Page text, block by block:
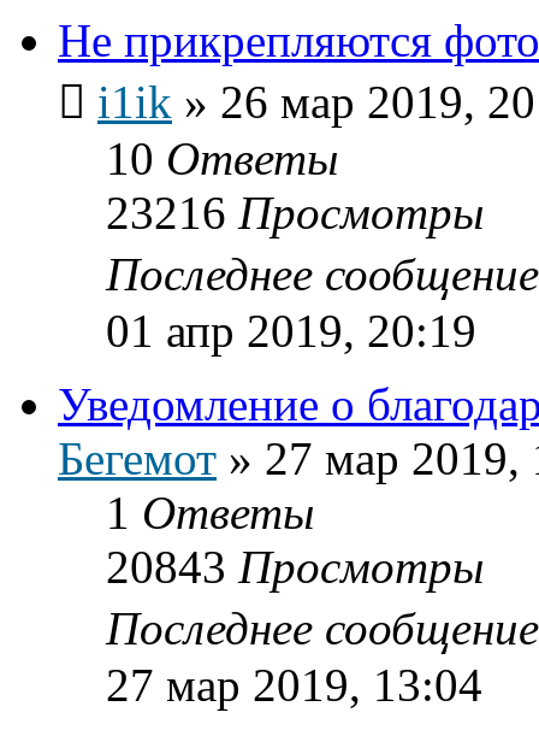
Не прикрепляются фото
i1ik » 26 мар 2019,
10 Ответы
23216 Просмотры
Последнее
01 апр 2019, 20:19
Уведомление о
Бегемот » 27 мар 2019,
1 Ответы
20843 Просмотры
Последнее
27 мар 2019, 13:04